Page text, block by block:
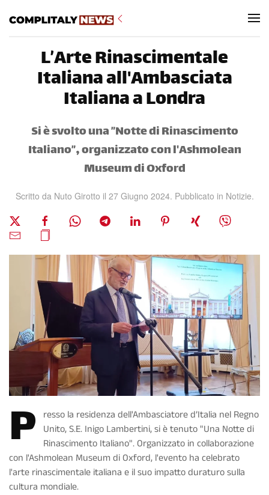
L’Arte Rinascimentale
Italiana all'Ambasciata
Italiana a Londra
Si è svolto una ”Notte di Rinascimento
Italiano”, organizzato con l'Ashmolean
Museum di Oxford
Scritto da Nuto Girotto il 27 Giugno 2024. Pubblicato in Notizie.
P
resso la residenza dell'Ambasciatore d’Italia nel Regno
Unito, S.E. Inigo Lambertini, si è tenuto "Una Notte di
Rinascimento Italiano". Organizzato in collaborazione
con l'Ashmolean Museum di Oxford, l'evento ha celebrato
l'arte rinascimentale italiana e il suo impatto duraturo sulla
cultura mondiale.